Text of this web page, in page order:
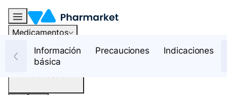
Medicamentos
RecursosInformación
básica
Precauciones Indicaciones